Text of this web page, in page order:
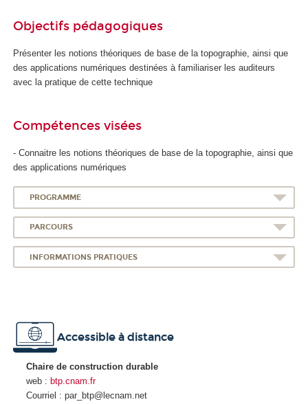
Objectifs pédagogiques
Présenter les notions théoriques de base de la topographie, ainsi que
des applications numériques destinées à familiariser les auditeurs
avec la pratique de cette technique
Compétences visées
- Connaitre les notions théoriques de base de la topographie, ainsi que
des applications numériques
PROGRAMME
PARCOURS
INFORMATIONS PRATIQUES
Accessible à distance
Chaire de construction durable
web : btp.cnam.fr
Courriel : par_btp@lecnam.net